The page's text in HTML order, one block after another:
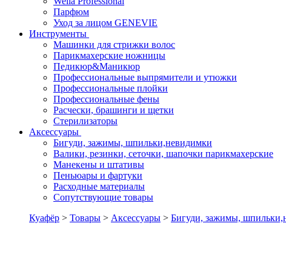
Парфюм
Уход за лицом GENEVIE
Инструменты
Машинки для стрижки волос
Парикмахерские ножницы
Педикюр&Маникюр
Профессиональные выпрямители и утюжки
Профессиональные плойки
Профессиональные фены
Расчески, брашинги и щетки
Стерилизаторы
Аксессуары
Бигуди, зажимы, шпильки,невидимки
Валики, резинки, сеточки, шапочки парикмахерские
Манекены и штативы
Пеньюары и фартуки
Расходные материалы
Сопутствующие товары
Куафёр > Товары > Аксессуары > Бигуди, зажимы,